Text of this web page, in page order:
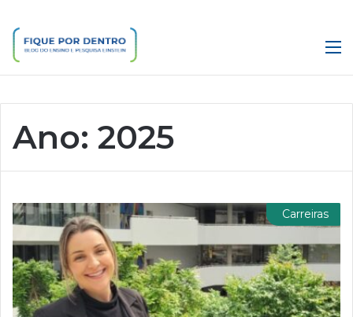
Ano: 2025
Carreiras